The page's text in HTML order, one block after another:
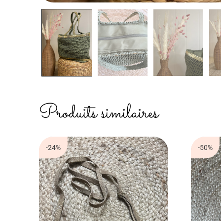
Produits similaires
-24% -50%